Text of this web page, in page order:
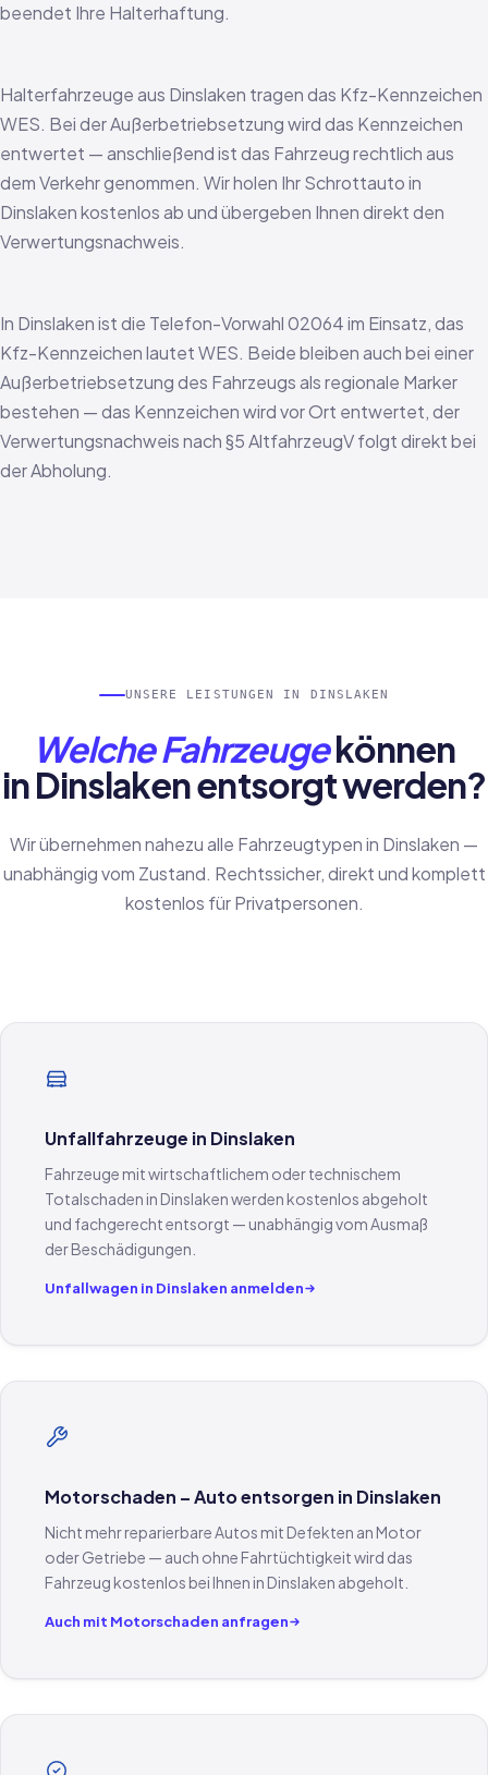
beendet Ihre Halterhaftung.
Halterfahrzeuge aus Dinslaken tragen das Kfz-Kennzeichen
WES. Bei der Außerbetriebsetzung wird das Kennzeichen
entwertet — anschließend ist das Fahrzeug rechtlich aus
dem Verkehr genommen. Wir holen Ihr Schrottauto in
Dinslaken kostenlos ab und übergeben Ihnen direkt den
Verwertungsnachweis.
In Dinslaken ist die Telefon-Vorwahl 02064 im Einsatz, das
Kfz-Kennzeichen lautet WES. Beide bleiben auch bei einer
Außerbetriebsetzung des Fahrzeugs als regionale Marker
bestehen — das Kennzeichen wird vor Ort entwertet, der
Verwertungsnachweis nach §5 AltfahrzeugV folgt direkt bei
der Abholung.
UNSERE LEISTUNGEN IN DINSLAKEN
Welche Fahrzeugekönnen
in Dinslaken entsorgt werden?
Wir übernehmen nahezu alle Fahrzeugtypen in Dinslaken —
unabhängig vom Zustand. Rechtssicher, direkt und komplett
kostenlos für Privatpersonen.
Unfallfahrzeuge in Dinslaken
Fahrzeuge mit wirtschaftlichem oder technischem
Totalschaden in Dinslaken werden kostenlos abgeholt
und fachgerecht entsorgt — unabhängig vom Ausmaß
der Beschädigungen.
Unfallwagen in Dinslaken anmelden
Motorschaden – Auto entsorgen in Dinslaken
Nicht mehr reparierbare Autos mit Defekten an Motor
oder Getriebe — auch ohne Fahrtüchtigkeit wird das
Fahrzeug kostenlos bei Ihnen in Dinslaken abgeholt.
Auch mit Motorschaden anfragen